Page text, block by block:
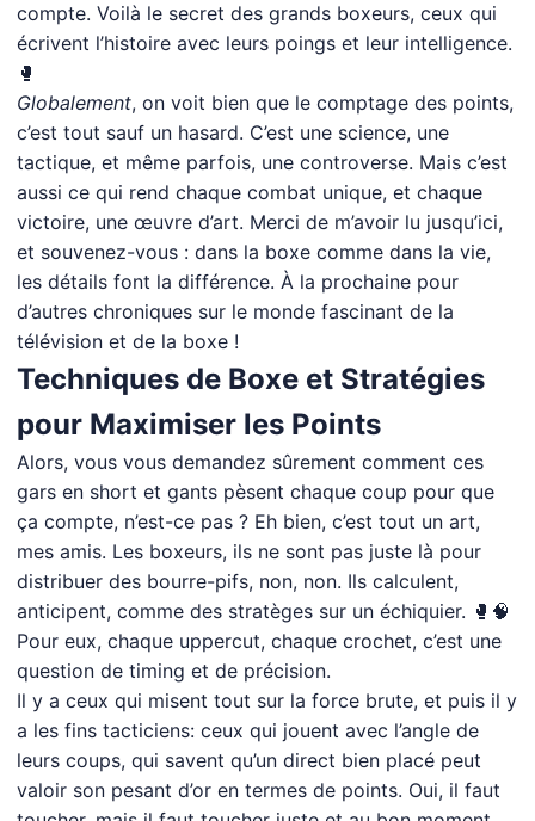
compte. Voilà le secret des grands boxeurs, ceux qui
écrivent l’histoire avec leurs poings et leur intelligence.
🥊
Globalement, on voit bien que le comptage des points,
c’est tout sauf un hasard. C’est une science, une
tactique, et même parfois, une controverse. Mais c’est
aussi ce qui rend chaque combat unique, et chaque
victoire, une œuvre d’art. Merci de m’avoir lu jusqu’ici,
et souvenez-vous : dans la boxe comme dans la vie,
les détails font la différence. À la prochaine pour
d’autres chroniques sur le monde fascinant de la
télévision et de la boxe !
Techniques de Boxe et Stratégies
pour Maximiser les Points
Alors, vous vous demandez sûrement comment ces
gars en short et gants pèsent chaque coup pour que
ça compte, n’est-ce pas ? Eh bien, c’est tout un art,
mes amis. Les boxeurs, ils ne sont pas juste là pour
distribuer des bourre-pifs, non, non. Ils calculent,
anticipent, comme des stratèges sur un échiquier. 🥊🧠
Pour eux, chaque uppercut, chaque crochet, c’est une
question de timing et de précision.
Il y a ceux qui misent tout sur la force brute, et puis il y
a les fins tacticiens: ceux qui jouent avec l’angle de
leurs coups, qui savent qu’un direct bien placé peut
valoir son pesant d’or en termes de points. Oui, il faut